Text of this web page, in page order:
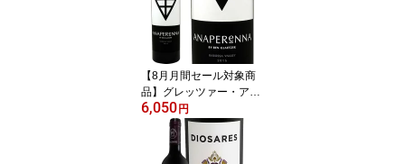
30% カリニャン20% AL
C14.5% パーカー91~94
点 ロバート・パーカー
ワイン・アドヴォケート
京橋ワイン
【8月月間セール対象商
品】グレッツァー・アナ
ペレーナ 2021 オースト
ラリア 赤ワイン 750ml
フルボディ パーカー94
+点 シラーズ79% カベル
6,050円